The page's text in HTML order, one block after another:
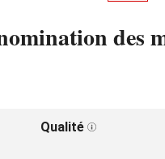
des
Qualité